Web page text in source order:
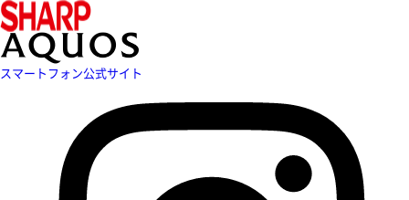
スマートフォン公式サイト